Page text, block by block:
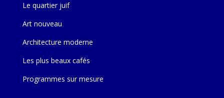
Le quartier juif
Art nouveau
Architecture moderne
Les plus beaux cafés
Programmes sur mesure